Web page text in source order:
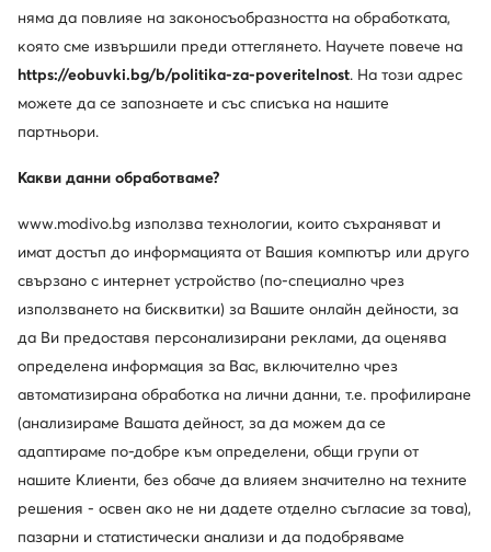
Класа сама по себе си
Gino Rossi е марка за жени и мъже, които ценят
съчетанието от качество, непреходна елегантност и
модерен подход към модата. Дизайните ѝ се
отличават с минималистичен стил, който лесно се
съчетава както с ежедневни, така и с по-официални
визии. Това е избор за хора, които търсят обувки и
аксесоари, подчертаващи стила, но в същото време
оставащи универсален избор за много сезони.
няма да повлияе на законосъобразността на обработката,
която сме извършили преди оттеглянето. Научете повече на
https://eobuvki.bg/b/politika-za-poveritelnost. На този адрес
можете да се запознаете и със списъка на нашите
партньори.
Какви данни обработваме?
www.modivo.bg използва технологии, които съхраняват и
имат достъп до информацията от Вашия компютър или друго
свързано с интернет устройство (по-специално чрез
използването на бисквитки) за Вашите онлайн дейности, за
да Ви предоставя персонализирани реклами, да оценява
определена информация за Вас, включително чрез
автоматизирана обработка на лични данни, т.е. профилиране
(анализираме Вашата дейност, за да можем да се
адаптираме по-добре към определени, общи групи от
нашите Клиенти, без обаче да влияем значително на техните
решения - освен ако не ни дадете отделно съгласие за това),
пазарни и статистически анализи и да подобряваме